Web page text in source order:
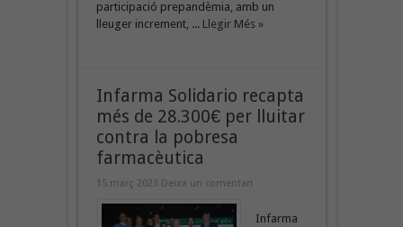
participació prepandèmia, amb un
lleuger increment, ... Llegir Més »
Infarma Solidario recapta
més de 28.300€ per lluitar
contra la pobresa
farmacèutica
15 març 2023 Deixa un comentari
Infarma